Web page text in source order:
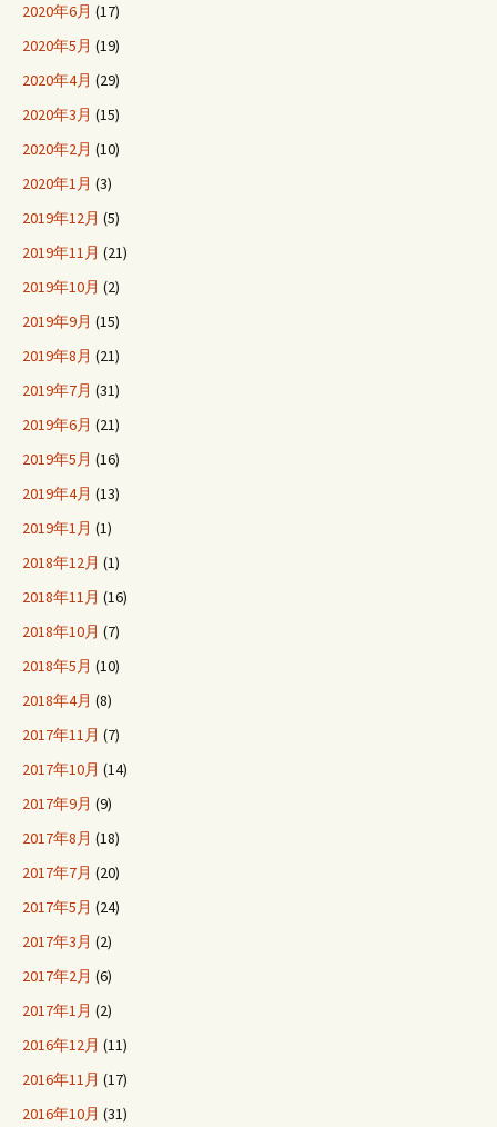
2020年6月 (17)
2020年5月 (19)
2020年4月 (29)
2020年3月 (15)
2020年2月 (10)
2020年1月 (3)
2019年12月 (5)
2019年11月 (21)
2019年10月 (2)
2019年9月 (15)
2019年8月 (21)
2019年7月 (31)
2019年6月 (21)
2019年5月 (16)
2019年4月 (13)
2019年1月 (1)
2018年12月 (1)
2018年11月 (16)
2018年10月 (7)
2018年5月 (10)
2018年4月 (8)
2017年11月 (7)
2017年10月 (14)
2017年9月 (9)
2017年8月 (18)
2017年7月 (20)
2017年5月 (24)
2017年3月 (2)
2017年2月 (6)
2017年1月 (2)
2016年12月 (11)
2016年11月 (17)
2016年10月 (31)